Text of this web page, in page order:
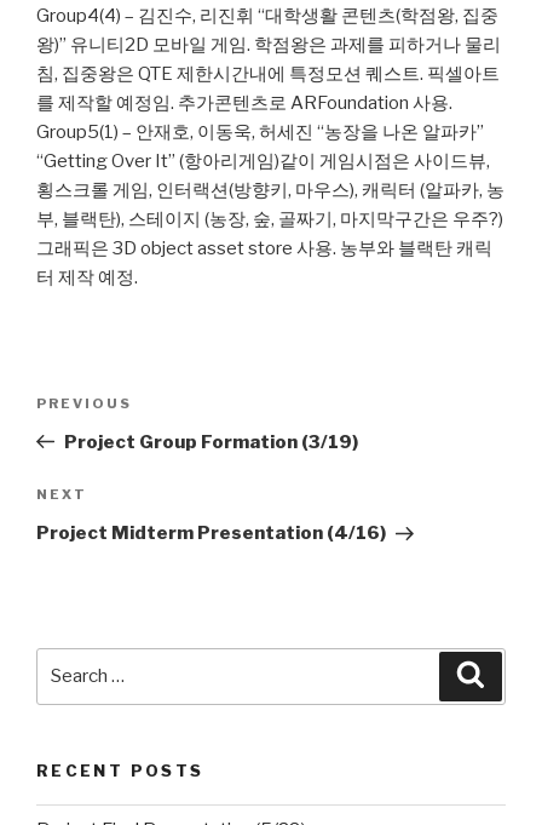
Group4(4) – 김진수, 리진휘 “대학생활 콘텐츠(학점왕, 집중
왕)” 유니티2D 모바일 게임. 학점왕은 과제를 피하거나 물리
침, 집중왕은 QTE 제한시간내에 특정모션 퀘스트. 픽셀아트
를 제작할 예정임. 추가콘텐츠로 ARFoundation 사용.
Group5(1) – 안재호, 이동욱, 허세진 “농장을 나온 알파카”
“Getting Over It” (항아리게임)같이 게임시점은 사이드뷰,
횡스크롤 게임, 인터랙션(방향키, 마우스), 캐릭터 (알파카, 농
부, 블랙탄), 스테이지 (농장, 숲, 골짜기, 마지막구간은 우주?)
그래픽은 3D object asset store 사용. 농부와 블랙탄 캐릭
터 제작 예정.
Previous
Post
PREVIOUS
Project Group Formation (3/19)
Next
Post
NEXT
Project Midterm Presentation (4/16)
RECENT POSTS